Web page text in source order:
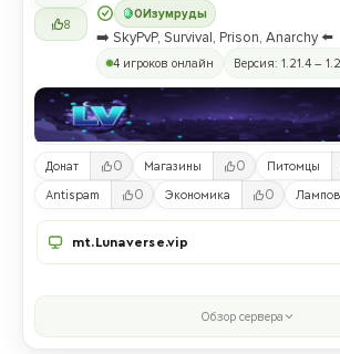
8
0Изумруды
➡️ SkyPvP, Survival, Prison, Anarchy ⬅️
4 игроков онлайн Версия: 1.21.4 –
Донат 0 Магазины 0 Питомцы
Antispam 0 Экономика 0
mt.Lunaverse.vip
Обзор сервера